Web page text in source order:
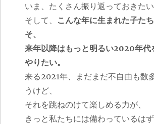
いま、たくさん振り返っておきたい
そして、
こんな年に生まれた子た
そ、
来年以降はもっと明るい2020年代
やりたい。
来る2021年、まだまだ不自由も数
うけど、
それを跳ねのけて楽しめる力が、
きっと私たちには備わっているはず